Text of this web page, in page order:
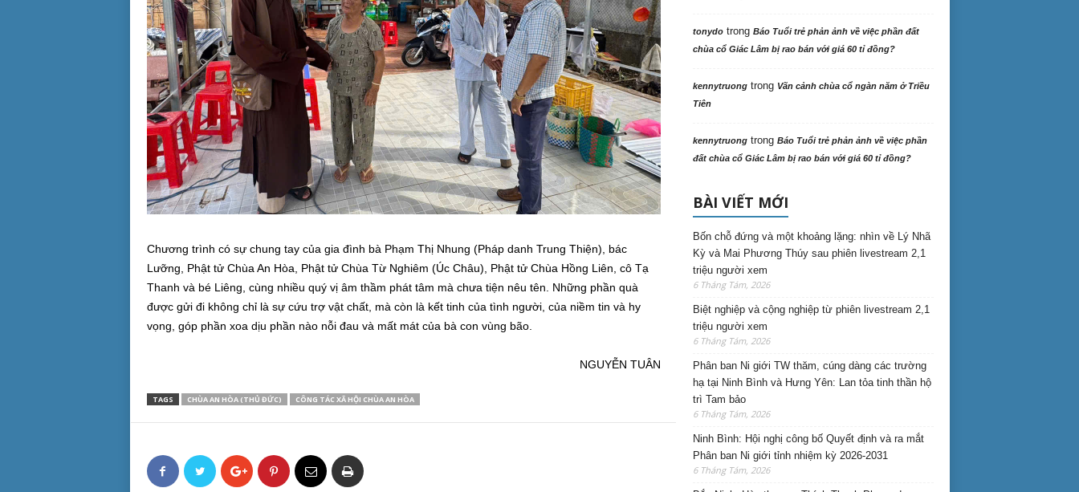
Chương trình có sự chung tay của gia đình bà Phạm Thị Nhung (Pháp danh Trung Thiện), bác
Lưỡng, Phật tử Chùa An Hòa, Phật tử Chùa Từ Nghiêm (Úc Châu), Phật tử Chùa Hồng Liên, cô Tạ
Thanh và bé Liêng, cùng nhiều quý vị âm thầm phát tâm mà chưa tiện nêu tên. Những phần quà
được gửi đi không chỉ là sự cứu trợ vật chất, mà còn là kết tinh của tình người, của niềm tin và hy
vọng, góp phần xoa dịu phần nào nỗi đau và mất mát của bà con vùng bão.
NGUYỄN TUÂN
TAGS CHÙA AN HÒA (THỦ ĐỨC) CÔNG TÁC XÃ HỘI CHÙA AN HÒA
tonydotrong Báo Tuổi trẻ phản ảnh về việc phần đất
chùa cổ Giác Lâm bị rao bán với giá 60 tỉ đồng?
kennytruongtrong Vãn cảnh chùa cổ ngàn năm ở Triều
Tiên
kennytruongtrong Báo Tuổi trẻ phản ảnh về việc phần
đất chùa cổ Giác Lâm bị rao bán với giá 60 tỉ đồng?
BÀI VIẾT MỚI
Bốn chỗ đứng và một khoảng lặng: nhìn về Lý Nhã
Kỳ và Mai Phương Thúy sau phiên livestream 2,1
triệu người xem
6 Tháng Tám, 2026
Biệt nghiệp và cộng nghiệp từ phiên livestream 2,1
triệu người xem
6 Tháng Tám, 2026
Phân ban Ni giới TW thăm, cúng dàng các trường
hạ tại Ninh Bình và Hưng Yên: Lan tỏa tinh thần hộ
trì Tam bảo
6 Tháng Tám, 2026
Ninh Bình: Hội nghị công bố Quyết định và ra mắt
Phân ban Ni giới tỉnh nhiệm kỳ 2026-2031
6 Tháng Tám, 2026